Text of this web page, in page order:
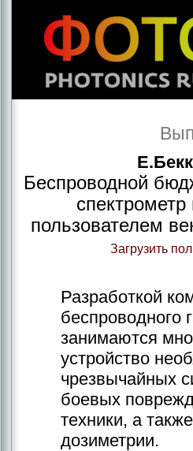
Беспроводной
пользователем
Загрузить
Разработкой
беспроводного
занимаются
устройство
чрезвычайных
боевых
техники, а
дозиметрии.